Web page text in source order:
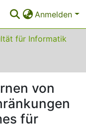
Anmelden
für Informatik
von
für